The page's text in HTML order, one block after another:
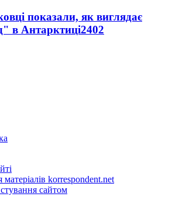
показали, як виглядає
в Антарктиці2402
korrespondent.net
сайтом